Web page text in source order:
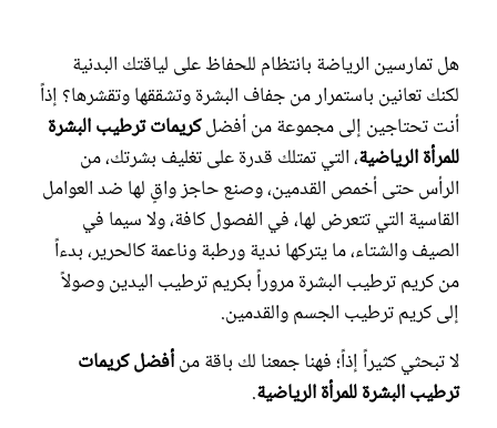
هل تمارسين الرياضة بانتظام للحفاظ على لياقتك البدنية
لكنك تعانين باستمرار من جفاف البشرة وتشققها وتقشرها؟ إذاً
أنت تحتاجين إلى مجموعة من أفضلكريمات ترطيب البشرة
للمرأة الرياضية، التي تمتلك قدرة على تغليف بشرتك، من
الرأس حتى أخمص القدمين، وصنع حاجز واقٍ لها ضد العوامل
القاسية التي تتعرض لها، في الفصول كافة، ولا سيما في
الصيف والشتاء، ما يتركها ندية ورطبة وناعمة كالحرير، بدءاً
من كريم ترطيب البشرة مروراً بكريم ترطيب اليدين وصولاً
إلى كريم ترطيب الجسم والقدمين.
لا تبحثي كثيراً إذاً؛ فهنا جمعنا لك باقة منأفضل كريمات
ترطيب البشرة للمرأة الرياضية.
مجلة سيدتي
غلاف رفمي